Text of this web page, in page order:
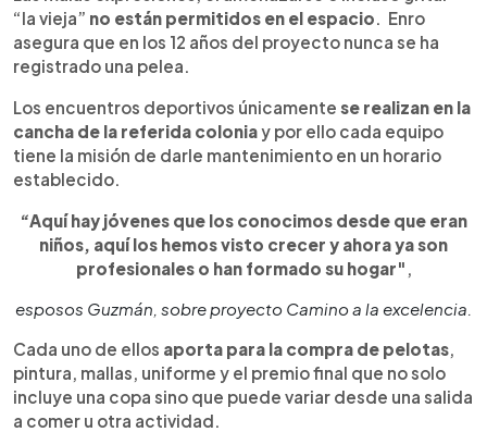
“la vieja” no están permitidos en el espacio. Enro
asegura que en los 12 años del proyecto nunca se ha
registrado una pelea.
Los encuentros deportivos únicamente se realizan en la
cancha de la referida coloniay por ello cada equipo
tiene la misión de darle mantenimiento en un horario
establecido.
“Aquí hay jóvenes que los conocimos desde que eran
niños, aquí los hemos visto crecer y ahora ya son
profesionales o han formado su hogar" ,
esposos Guzmán, sobre proyecto Camino a la excelencia.
Cada uno de ellos aporta para la compra de pelotas,
pintura, mallas, uniforme y el premio final que no solo
incluye una copa sino que puede variar desde una salida
a comer u otra actividad.